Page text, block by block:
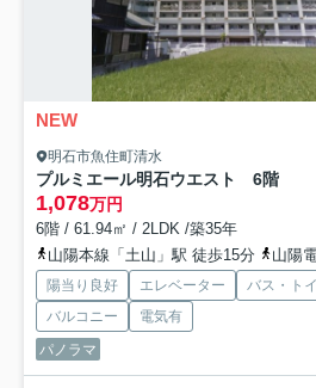
NEW
明石市魚住町清水
プルミエール明石ウエスト 6階
1,078万円
6階 / 61.94㎡ / 2LDK /築35年
山陽本線「土山」駅 徒歩15分
山陽電
陽当り良好 エレベーター バス・ト
バルコニー
電気有
パノラマ